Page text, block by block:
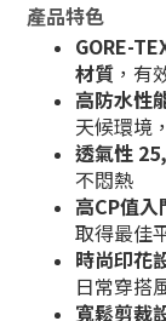
產品特色
GORE-
材質 ，有
高防水性
天候環境
透氣性
不悶熱
高CP值入
取得最佳
時尚印花
日常穿搭
寬鬆剪裁